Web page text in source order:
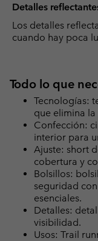
Detalles
Los detalles
cuando hay poca
Todo lo que
Tecnologías:
que elimina
Confección:
interior para
Ajuste: short
cobertura y
Bolsillos:
seguridad
esenciales.
Detalles:
visibilidad.
Usos: Trail